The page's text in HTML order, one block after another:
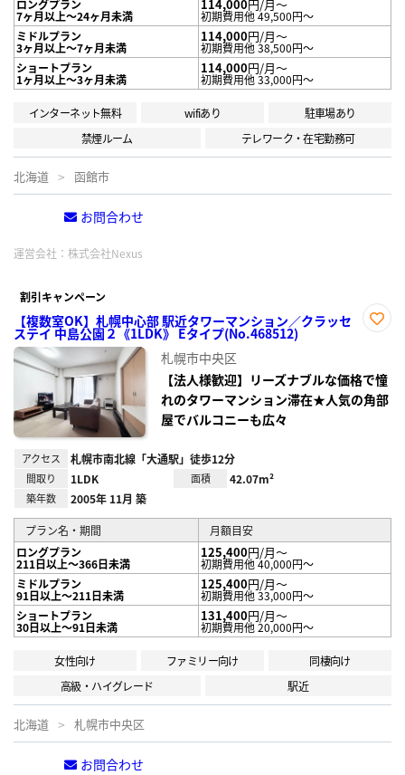
ロングプラン
7ヶ月以上～24ヶ月未満
114,000円/月～
初期費用他 49,500円～
ミドルプラン
3ヶ月以上～7ヶ月未満
114,000円/月～
初期費用他 38,500円～
ショートプラン
1ヶ月以上～3ヶ月未満
114,000円/月～
初期費用他 33,000円～
インターネット無料 wifiあり
駐車場あり
禁煙ルーム
テレワーク・在宅勤務可
北海道 函館市
お問合わせ
運営会社： 株式会社Nexus
割引キャンペーン
【複数室OK】札幌中心部 駅近タワーマンション／クラッセ
ステイ 中島公園２《1LDK》 Eタイプ(No.468512)
録
札幌市中央区
【法人様歓迎】リーズナブルな価格で憧
れのタワーマンション滞在★人気の角部
屋でバルコニーも広々
アクセス 札幌市南北線「大通駅」徒歩12分
間取り 1LDK 面積 42.07m²
築年数 2005年 11月 築
プラン名・期間
月額目安
ロングプラン
211日以上～366日未満
125,400円/月～
初期費用他 40,000円～
ミドルプラン
91日以上～211日未満
125,400円/月～
初期費用他 33,000円～
ショートプラン
30日以上～91日未満
131,400円/月～
初期費用他 20,000円～
女性向け ファミリー向け
同棲向け
高級・ハイグレード
駅近
北海道 札幌市中央区
お問合わせ